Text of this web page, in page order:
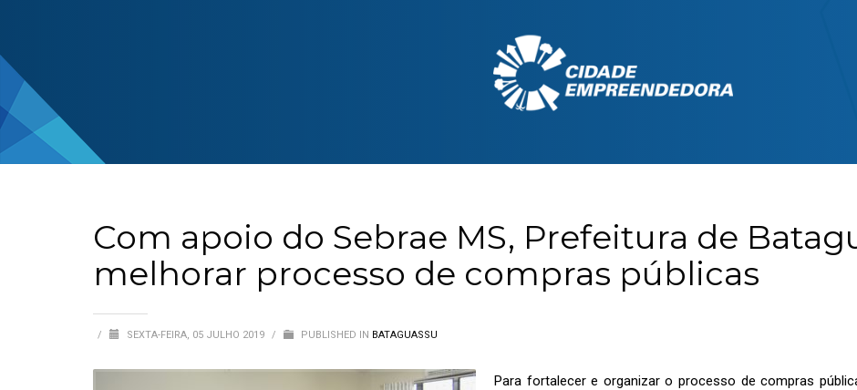
Com apoio do Sebrae MS, Prefeitura de
melhorar processo de compras públicas
/ SEXTA-FEIRA, 05 JULHO 2019 / PUBLISHED IN BATAGUASSU
Para fortalecer e organizar o processo de compras